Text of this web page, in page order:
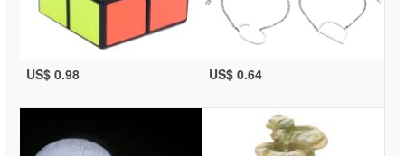
US$ 0.98 US$ 0.64